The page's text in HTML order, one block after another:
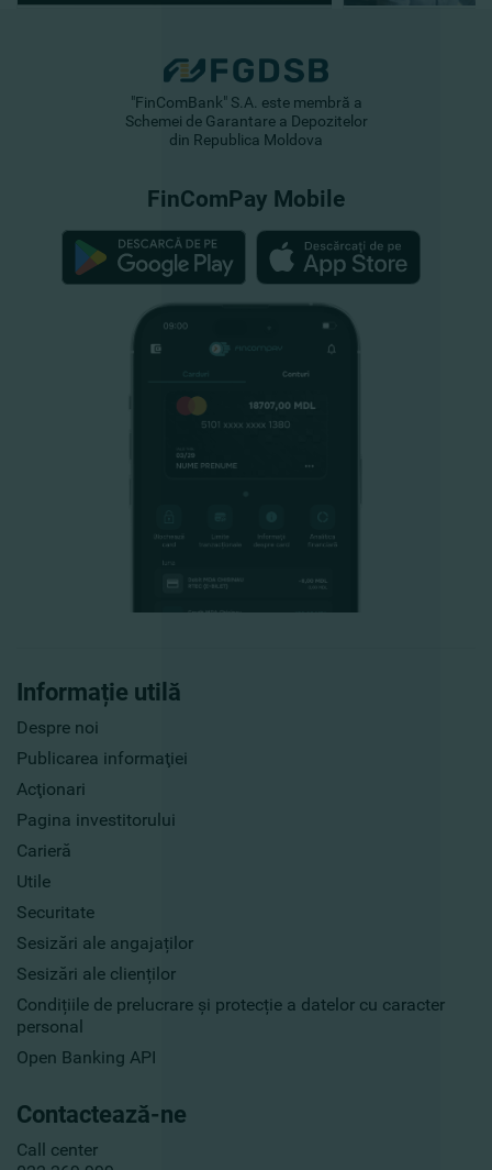
Informație utilă
Despre noi
Publicarea informaţiei
Acţionari
Pagina investitorului
Carieră
Utile
Securitate
Sesizări ale angajaților
Sesizări ale clienților
Condițiile de prelucrare și protecție a datelor cu caracter
personal
Open Banking API
Contactează-ne
Call center
"FinComBank" S.A. este membră a
Schemei de Garantare a Depozitelor
din Republica Moldova
FinComPay Mobile